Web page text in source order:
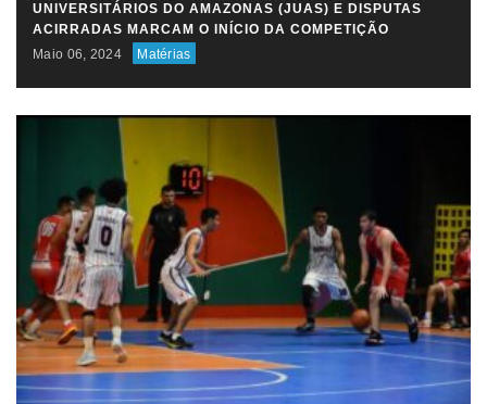
UNIVERSITÁRIOS DO AMAZONAS (JUAS) E DISPUTAS
ACIRRADAS MARCAM O INÍCIO DA COMPETIÇÃO
Maio 06, 2024
Matérias